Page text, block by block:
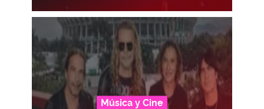
Música y Cine